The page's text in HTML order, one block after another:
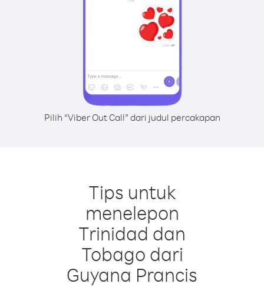
Pilih “Viber Out Call” dari judul percakapan
Tips untuk
menelepon
Trinidad dan
Tobago dari
Guyana Prancis